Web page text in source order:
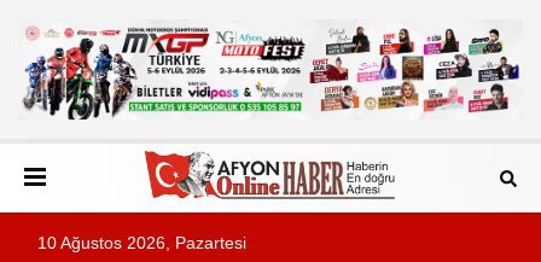
10 Ağustos 2026, Pazartesi